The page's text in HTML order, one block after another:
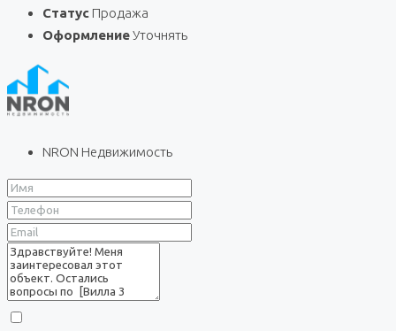
Статус Продажа
ОформлениеУточнять
NRON Недвижимость